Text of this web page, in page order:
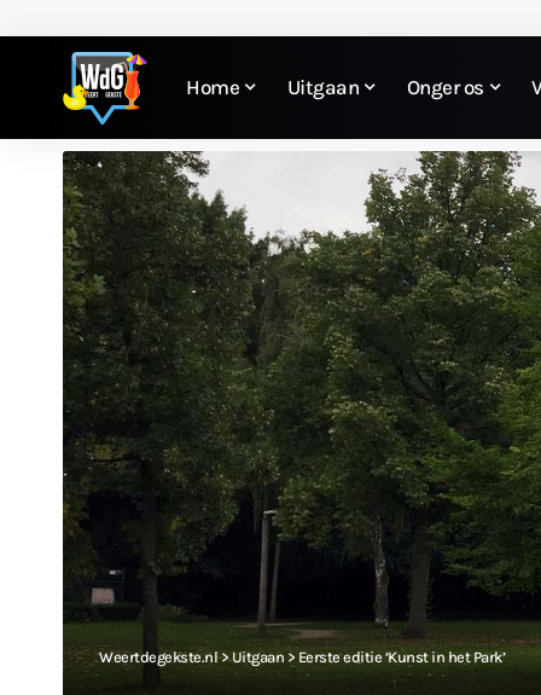
Home Uitgaan Onger os
Weertdegekste.nl>Uitgaan > Eerste editie ‘Kunst in het Park’